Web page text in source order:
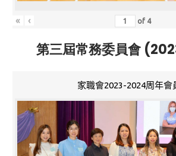
« ‹ of 4
第三屆常務委員會
家職會2023-2024周年會